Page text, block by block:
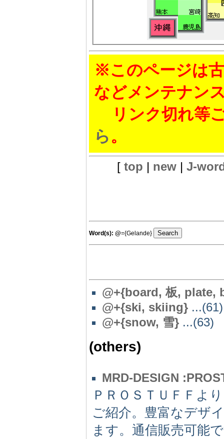
※このページは
などメンテナン
リンク切れ等
ら。
[ top | new| J-
Word(s): @={Gelande}
@+{board, 板, plate,
@+{ski, skiing} ...(61)
@+{snow, 雪} ...(63)
(others)
MRD-DESIGN
ＰＲＯＳＴＵＦＦよ
ご紹介。豊富なデザ
ます。通信販売可能